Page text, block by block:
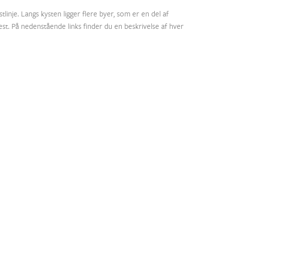
Langs kysten ligger flere byer, som er en del af
På nedenstående links finder du en beskrivelse af hver